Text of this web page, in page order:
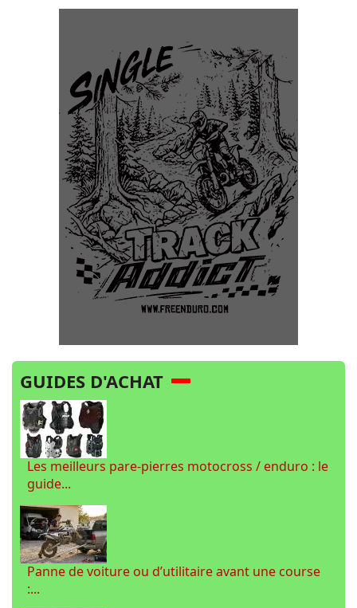
GUIDES D'ACHAT
Les meilleurs pare-pierres motocross / enduro : le
guide...
Panne de voiture ou d’utilitaire avant une course
:...